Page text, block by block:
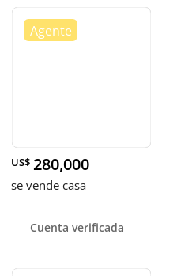
US$ 280,000
se vende casa
Cuenta verificada